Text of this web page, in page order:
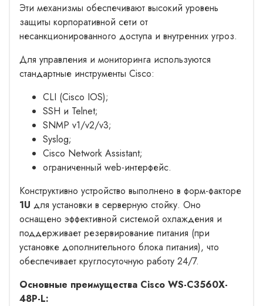
Эти механизмы обеспечивают высокий уровень
защиты корпоративной сети от
несанкционированного доступа и внутренних угроз.
Для управления и мониторинга используются
стандартные инструменты Cisco:
CLI (Cisco IOS);
SSH и Telnet;
SNMP v1/v2/v3;
Syslog;
Cisco Network Assistant;
ограниченный web-интерфейс.
Конструктивно устройство выполнено в форм-факторе
1U для установки в серверную стойку. Оно
оснащено эффективной системой охлаждения и
поддерживает резервирование питания (при
установке дополнительного блока питания), что
обеспечивает круглосуточную работу 24/7.
Основные преимущества Cisco WS-C3560X-
48P-L: